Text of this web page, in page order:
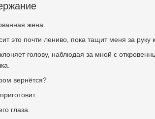
жена.
это почти лениво, пока тащит меня за руку
голову, наблюдая за мной с
вернётся?
глаза.